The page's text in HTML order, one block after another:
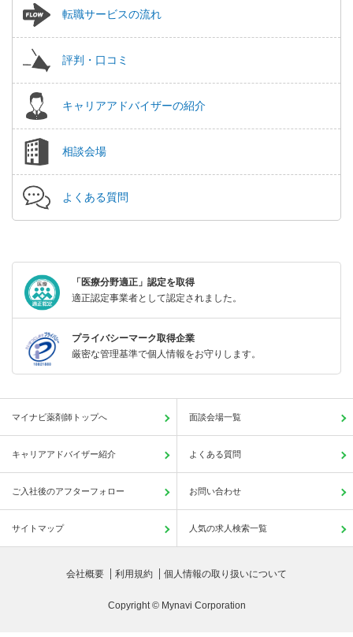
転職サービスの流れ
評判・口コミ
キャリアアドバイザーの紹介
相談会場
よくある質問
「医療分野適正」認定を取得
適正認定事業者として認定されました。
プライバシーマーク取得企業
厳密な管理基準で個人情報をお守りします。
マイナビ薬剤師トップへ 面談会場一覧
キャリアアドバイザー紹介 よくある質問
ご入社後のアフターフォロー お問い合わせ
サイトマップ 人気の求人検索一覧
会社概要 利用規約 個人情報の取り扱いについて
Copyright © Mynavi Corporation